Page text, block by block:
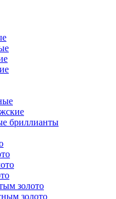
бриллианты
золото
золото